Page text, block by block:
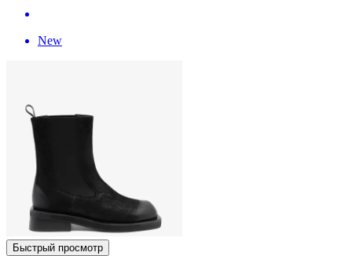
New
Быстрый просмотр